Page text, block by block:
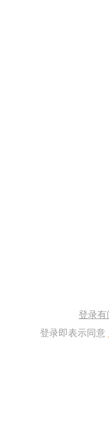
登录有
登录即表示同意